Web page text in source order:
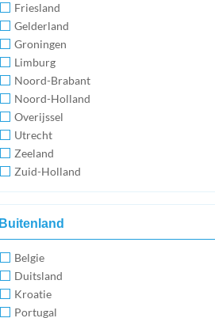
Friesland
Gelderland
Groningen
Limburg
Noord-Brabant
Noord-Holland
Overijssel
Utrecht
Zeeland
Zuid-Holland
Buitenland
Belgie
Duitsland
Kroatie
Portugal